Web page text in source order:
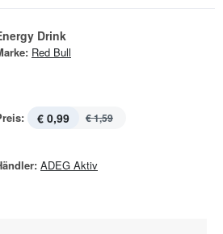
Drink
Red Bull
€ 0,99 € 1,59
ADEG Aktiv